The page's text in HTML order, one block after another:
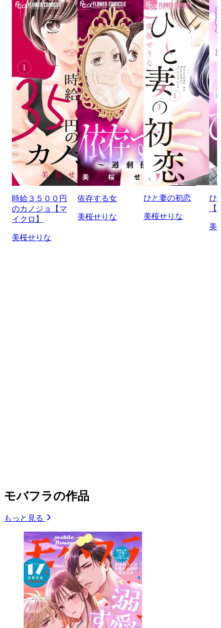
時給３５００円
のカノジョ【マ
イクロ】
美桜せりな
依存する女
美桜せりな
ひと妻の初恋
美桜せりな
ひ
美
モバフラの作品
もっと見る